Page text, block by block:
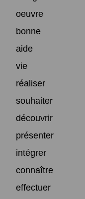
oeuvre
bonne
aide
vie
réaliser
souhaiter
découvrir
présenter
intégrer
connaître
effectuer